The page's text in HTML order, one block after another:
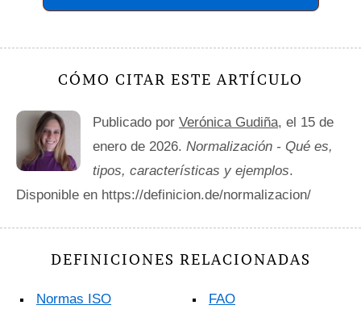
CÓMO CITAR ESTE ARTÍCULO
Publicado por Verónica Gudiña, el 15 de
enero de 2026. Normalización - Qué es,
tipos, características y ejemplos.
Disponible en https://definicion.de/normalizacion/
DEFINICIONES RELACIONADAS
Normas ISO FAO